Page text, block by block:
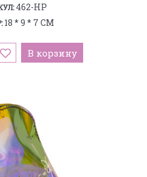
462-HP
18 * 9 * 7 СМ
В корзину